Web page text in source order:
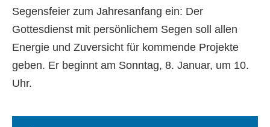
Segensfeier zum Jahresanfang ein: Der
Gottesdienst mit persönlichem Segen soll allen
Energie und Zuversicht für kommende Projekte
geben. Er beginnt am Sonntag, 8. Januar, um 10.
Uhr.